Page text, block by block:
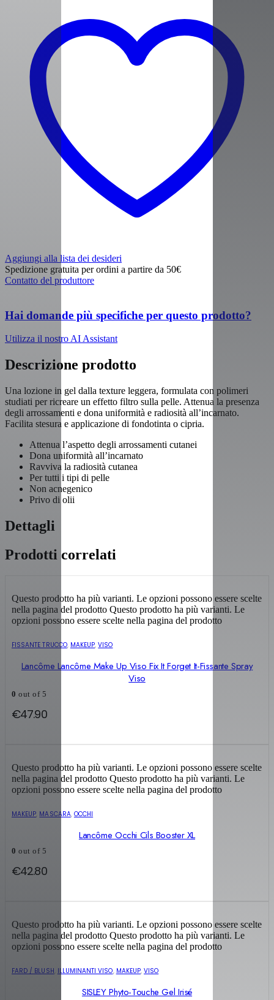
Aggiungi alla lista dei desideri
Spedizione gratuita per ordini a partire da 50€
Contatto del produttore
Hai domande più specifiche per questo prodotto?
Utilizza il nostro AI Assistant
Descrizione prodotto
Una lozione in gel dalla texture leggera, formulata con polimeri
studiati per ricreare un effetto filtro sulla pelle. Attenua la presenza
degli arrossamenti e dona uniformità e radiosità all’incarnato.
Facilita stesura e applicazione di fondotinta o cipria.
Attenua l’aspetto degli arrossamenti cutanei
Dona uniformità all’incarnato
Ravviva la radiosità cutanea
Per tutti i tipi di pelle
Non acnegenico
Privo di olii
Dettagli
Prodotti correlati
Questo prodotto ha più varianti. Le opzioni possono essere scelte
nella pagina del prodotto Questo prodotto ha più varianti. Le
opzioni possono essere scelte nella pagina del prodotto
FISSANTE TRUCCO, MAKEUP,VISO
Lancôme Lancôme Make Up Viso Fix It Forget It-Fissante Spray
Viso
0 out of 5
€47.90
Questo prodotto ha più varianti. Le opzioni possono essere scelte
nella pagina del prodotto Questo prodotto ha più varianti. Le
opzioni possono essere scelte nella pagina del prodotto
MAKEUP MASCARA, OCCHI
Lancôme Occhi Cils Booster XL
0 out of 5
€42.80
Questo prodotto ha più varianti. Le opzioni possono essere scelte
nella pagina del prodotto Questo prodotto ha più varianti. Le
opzioni possono essere scelte nella pagina del prodotto
FARD / BLUSH ILLUMINANTI VISO, MAKEUP,VISO
SISLEY Phyto-Touche Gel Irisé